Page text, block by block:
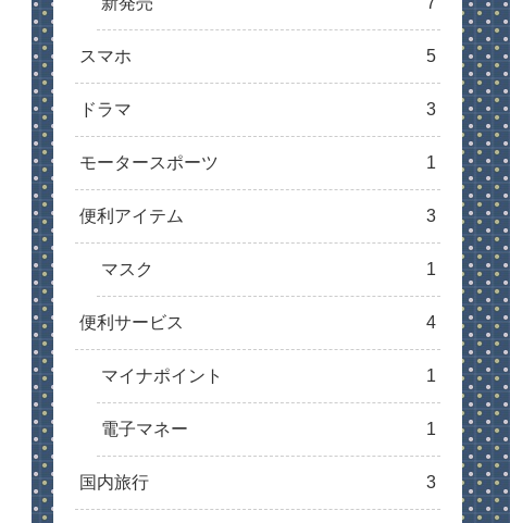
スマホ 5
ドラマ 3
モータースポーツ 1
便利アイテム 3
マスク 1
便利サービス 4
マイナポイント 1
電子マネー 1
国内旅行 3